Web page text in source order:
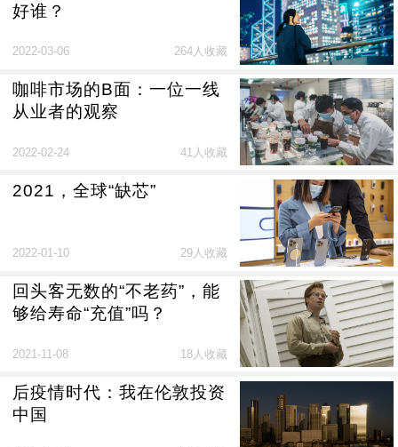
好谁？
2022-03-06 264人收藏
咖啡市场的B面：一位一线
从业者的观察
2022-02-24 41人收藏
2021，全球“缺芯”
2022-01-10 29人收藏
回头客无数的“不老药”，能
够给寿命“充值”吗？
2021-11-08 18人收藏
后疫情时代：我在伦敦投资
中国